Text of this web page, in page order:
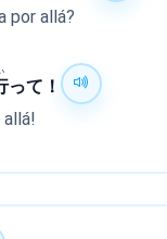
por allá?
って！
allá!